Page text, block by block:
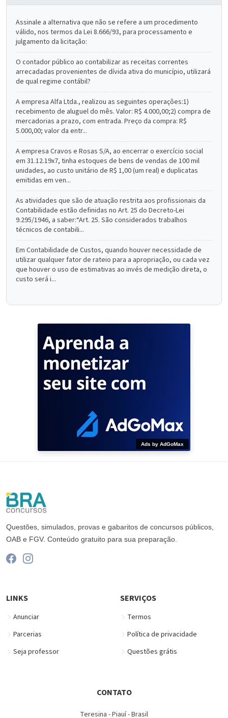
Assinale a alternativa que não se refere a um procedimento
válido, nos termos da Lei 8.666/93, para processamento e
julgamento da licitação:
O contador público ao contabilizar as receitas correntes
arrecadadas provenientes de dívida ativa do município, utilizará
de qual regime contábil?
A empresa Alfa Ltda., realizou as seguintes operaçôes:1)
recebimento de aluguel do mês. Valor: R$ 4.000,00;2) compra de
mercadorias a prazo, com entrada. Preço da compra: R$
5.000,00; valor da entr...
A empresa Cravos e Rosas S/A, ao encerrar o exercício social
em 31.12.19x7, tinha estoques de bens de vendas de 100 mil
unidades, ao custo unitário de R$ 1,00 (um real) e duplicatas
emitidas em ven...
As atividades que são de atuação restrita aos profissionais da
Contabilidade estão definidas no Art. 25 do Decreto-Lei
9.295/1946, a saber:“Art. 25. São considerados trabalhos
técnicos de contabili...
Em Contabilidade de Custos, quando houver necessidade de
utilizar qualquer fator de rateio para a apropriação, ou cada vez
que houver o uso de estimativas ao invés de medição direta, o
custo será i...
Ads by AdGoMax
Questões, simulados, provas e gabaritos de concursos públicos,
OAB e FGV. Conteúdo gratuito para sua preparação.
LINKS
Anunciar
Parcerias
Seja professor
SERVIÇOS
Termos
Política de privacidade
Questões grátis
CONTATO
Teresina - Piauí - Brasil